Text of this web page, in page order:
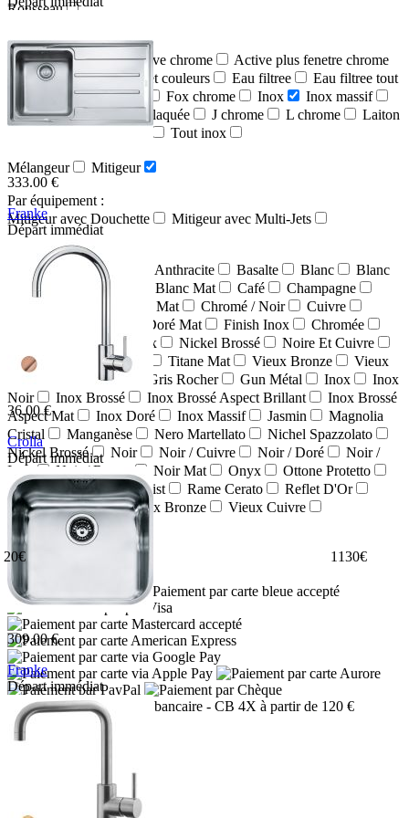
333.00 €
Franke
Départ immédiat
36.00 €
Crolla
7780VR
Départ immédiat
309.00 €
Franke
009086
Départ immédiat
Rousseau
Par matière :
Acier inoxydable
Active chrome
Active plus fenetre chrome
Chrome
Chrome et couleurs Eau filtree
Eau filtree tout
Fenetre chrome Fox chrome Inox
Inox massif
Inox massif avec finition laquée
J chrome L chrome
Laiton
Tout inox
Mélangeur
Mitigeur
Par équipement :
Mitigeur avec Douchette
Mitigeur avec Multi-Jets
Par couleur/finition :
TOUT
Alumétallic Anthracite Basalte Blanc
Blanc
Blanc Cristal Blanc Mat Café
Champagne
Chrome/Noir Mat Chromé / Noir
Cuivre
Doré Mat Finish Inox
Chromée
Chromée + Noire
Inox Nickel Brossé
Noire Et Cuivre
Satinée + Finition Noire
Titane Mat Vieux Bronze
Vieux
Gris Perle Gris Rocher Gun Métal Inox
Inox
Noir
Inox Brossé Inox Brossé Aspect Brillant
Inox Brossé
Aspect Mat
Inox Doré Inox Massif Jasmin
Magnolia
Cristal
Manganèse Nero Martellato
Nichel Spazzolato
Nickel Brossé
Noir Noir / Cuivre Noir / Doré
Noir /
Inox
Noir / Rouge Noir Mat Onyx
Ottone Protetto
Oyster
PVD UltraResist Rame Cerato
Reflet D'Or
Stone
Tartufo Vieux Bronze Vieux Cuivre
Par prix :
20€ 1130€
RECHERCHER
Moyens de paiement :
- CB 4X à partir de 120 €
Nous contacter
Boulevard de l'Odet